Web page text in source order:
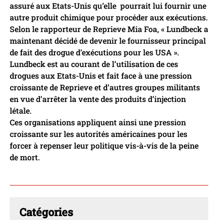
assuré aux Etats-Unis qu’elle pourrait lui fournir une
autre produit chimique pour procéder aux exécutions.
Selon le rapporteur de Reprieve Mia Foa, « Lundbeck a
maintenant décidé de devenir le fournisseur principal
de fait des drogue d’exécutions pour les USA ».
Lundbeck est au courant de l’utilisation de ces
drogues aux Etats-Unis et fait face à une pression
croissante de Reprieve et d’autres groupes militants
en vue d’arrêter la vente des produits d’injection
létale.
Ces organisations appliquent ainsi une pression
croissante sur les autorités américaines pour les
forcer à repenser leur politique vis-à-vis de la peine
de mort.
Catégories